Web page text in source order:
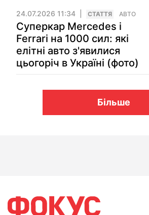
24.07.2026 11:34 СТАТТЯ АВТО
Суперкар Mercedes і
Ferrari на 1000 сил: які
елітні авто з'явилися
цьогоріч в Україні (фото)
Більше